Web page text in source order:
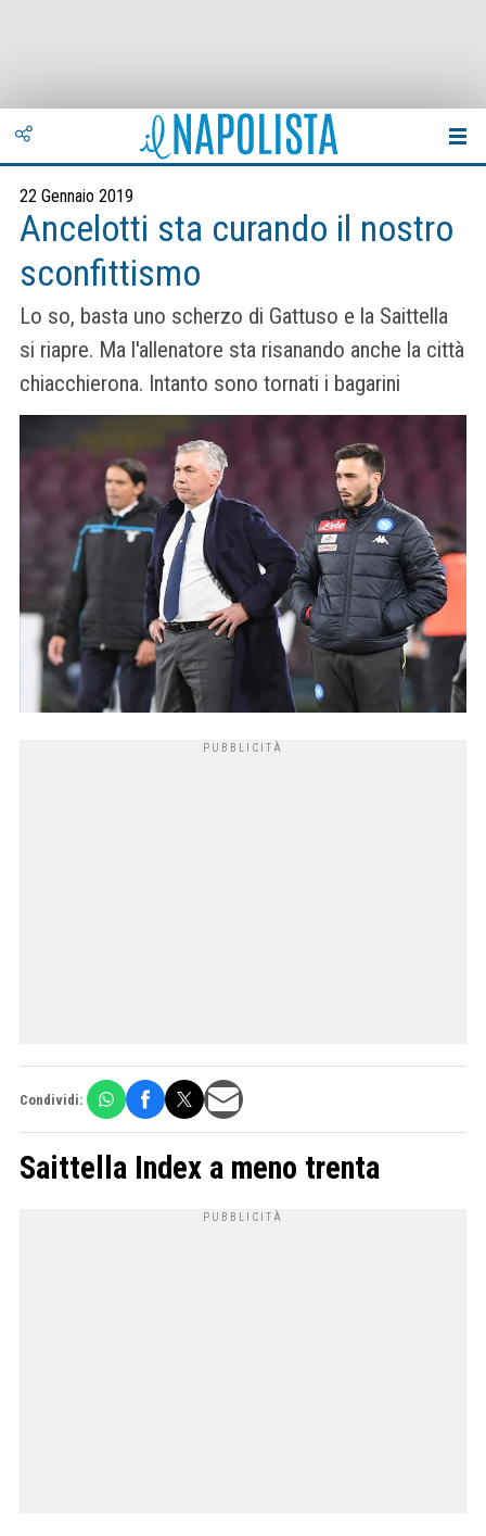
22 Gennaio 2019
Ancelotti sta curando il nostro
sconfittismo
Lo so, basta uno scherzo di Gattuso e la Saittella
si riapre. Ma l'allenatore sta risanando anche la città
chiacchierona. Intanto sono tornati i bagarini
Condividi:
Saittella Index a meno trenta